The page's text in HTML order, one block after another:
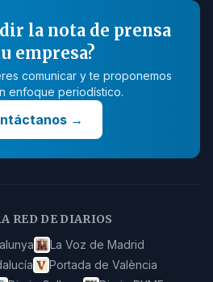
la nota de prensa
empresa?
comunicar y te proponemos
enfoque periodístico.
→
RED DE DIARIOS
La Voz de Madrid
Portada de València